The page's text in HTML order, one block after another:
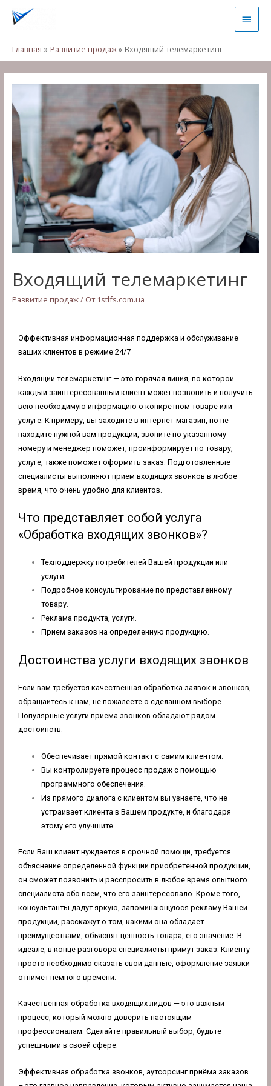
Главная Развитие продаж Входящий телемаркетинг
Входящий телемаркетинг
Развитие продаж/ От 1stlfs.com.ua
Эффективная информационная поддержка и обслуживание
ваших клиентов в режиме 24/7
Входящий телемаркетинг — это горячая линия, по которой
каждый заинтересованный клиент может позвонить и получить
всю необходимую информацию о конкретном товаре или
услуге. К примеру, вы заходите в интернет-магазин, но не
находите нужной вам продукции, звоните по указанному
номеру и менеджер поможет, проинформирует по товару,
услуге, также поможет оформить заказ. Подготовленные
специалисты выполняют прием входящих звонков в любое
время, что очень удобно для клиентов.
Что представляет собой услуга
«Обработка входящих звонков»?
Техподдержку потребителей Вашей продукции или
услуги.
Подробное консультирование по представленному
товару.
Реклама продукта, услуги.
Прием заказов на определенную продукцию.
Достоинства услуги входящих звонков
Если вам требуется качественная обработка заявок и звонков,
обращайтесь к нам, не пожалеете о сделанном выборе.
Популярные услуги приёма звонков обладают рядом
достоинств:
Обеспечивает прямой контакт с самим клиентом.
Вы контролируете процесс продаж с помощью
программного обеспечения.
Из прямого диалога с клиентом вы узнаете, что не
устраивает клиента в Вашем продукте, и благодаря
этому его улучшите.
Если Ваш клиент нуждается в срочной помощи, требуется
объяснение определенной функции приобретенной продукции,
он сможет позвонить и расспросить в любое время опытного
специалиста обо всем, что его заинтересовало. Кроме того,
консультанты дадут яркую, запоминающуюся рекламу Вашей
продукции, расскажут о том, какими она обладает
преимуществами, объяснят ценность товара, его значение. В
идеале, в конце разговора специалисты примут заказ. Клиенту
просто необходимо сказать свои данные, оформление заявки
отнимет немного времени.
Качественная обработка входящих лидов — это важный
процесс, который можно доверить настоящим
профессионалам. Сделайте правильный выбор, будьте
успешными в своей сфере.
Эффективная обработка звонков, аутсорсинг приёма заказов